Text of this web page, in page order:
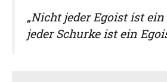
„Nicht jeder Egoist ist ein
jeder Schurke ist ein